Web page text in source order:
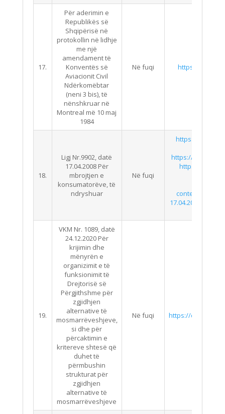
17.
Për aderimin e
Republikës së
Shqipërisë në
protokollin në lidhje
me një
amendament të
Konventës së
Aviacionit Civil
Ndërkomëbtar
(neni 3 bis), të
nënshkruar në
Montreal më 10 maj
1984
Në fuqi https://
18.
Ligj Nr.9902, datë
17.04.2008 Për
mbrojtjen e
konsumatorëve, të
ndryshuar
Në fuqi
https://
https://
https://
content/
17.04.2008-i-
19.
VKM Nr. 1089, datë
24.12.2020 Për
krijimin dhe
mënyrën e
organizimit e të
funksionimit të
Drejtorisë së
Përgjithshme për
zgjidhjen
alternative të
mosmarrëveshjeve,
si dhe për
përcaktimin e
kritereve shtesë që
duhet të
përmbushin
strukturat për
zgjidhjen
alternative të
mosmarrëveshjeve
Në fuqi https://